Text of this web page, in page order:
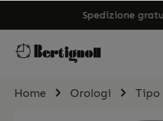
Spedizione
Home Orologi Tipo